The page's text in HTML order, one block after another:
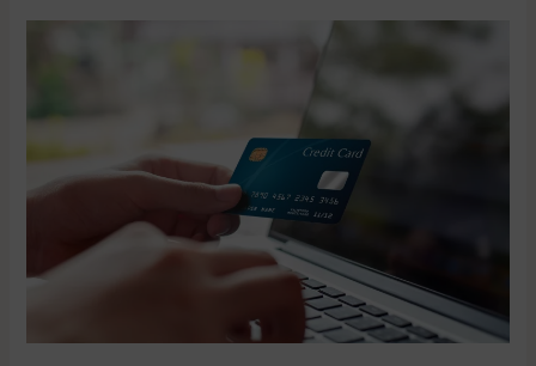
zyskasz
najwięcej
zakupach?